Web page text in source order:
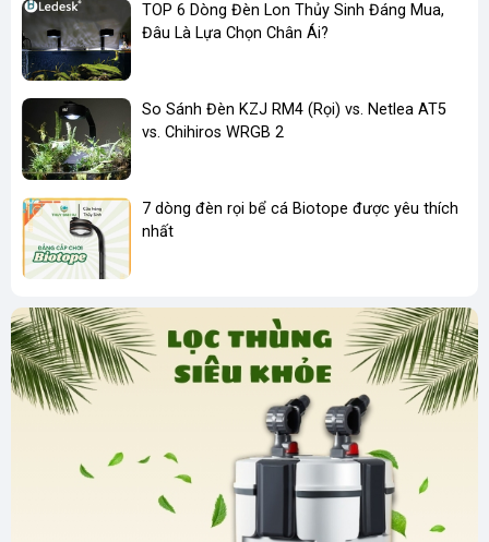
TOP 6 Dòng Đèn Lon Thủy Sinh Đáng Mua,
Đâu Là Lựa Chọn Chân Ái?
So Sánh Đèn KZJ RM4 (Rọi) vs. Netlea AT5
vs. Chihiros WRGB 2
7 dòng đèn rọi bể cá Biotope được yêu thích
nhất